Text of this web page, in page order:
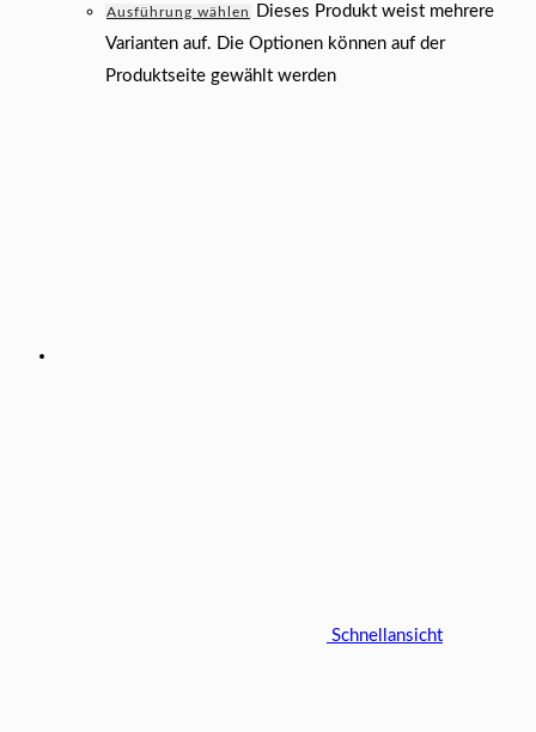
Ausführung wählen
Dieses Produkt weist mehrere
Varianten auf. Die Optionen können auf der
Produktseite gewählt werden
Schnellansicht